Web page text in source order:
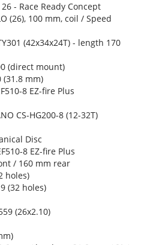
26 - Race Ready Concept
(26), 100 mm, coil / Speed
(42x34x24T) - length 170
(direct mount)
(31.8 mm)
8 EZ-fire Plus
CS-HG200-8 (12-32T)
Disc
8 EZ-fire Plus
/ 160 mm rear
holes)
(32 holes)
(26x2.10)